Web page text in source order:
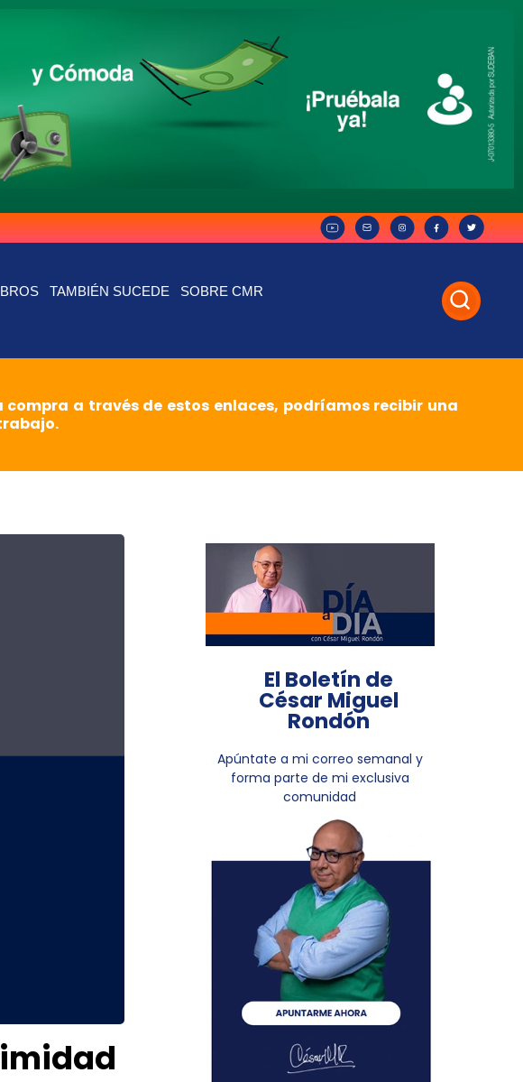
TAMBIÉN SUCEDE SOBRE CMR
compra a través de estos enlaces, podríamos recibir una
El Boletín de
César Miguel
Rondón
Apúntate a mi correo semanal y
forma parte de mi exclusiva
comunidad